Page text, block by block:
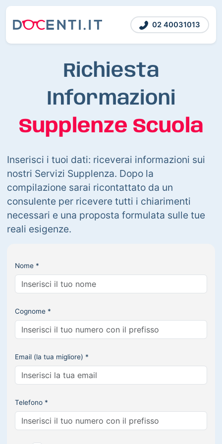
02 40031013
Richiesta
Informazioni
Supplenze Scuola
Inserisci i tuoi dati: riceverai informazioni sui
nostri Servizi Supplenza. Dopo la
compilazione sarai ricontattato da un
consulente per ricevere tutti i chiarimenti
necessari e una proposta formulata sulle tue
reali esigenze.
Nome *
Cognome *
Email (la tua migliore) *
Telefono *